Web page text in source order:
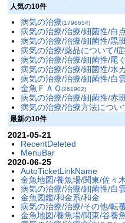
人気の10件
病気の治療(1796654)
病気の治療/治療/細菌性/白
病気の治療/治療/細菌性/黒
病気の治療/薬品について/
病気の治療/治療/細菌性/尾
病気の治療/治療/細菌性/水
病気の治療/治療/細菌性/白
金魚ＦＡＱ(261902)
病気の治療/治療/細菌性/赤
病気の治療/治療方法につい
最新の10件
2021-05-21
RecentDeleted
MenuBar
2020-06-25
AutoTicketLinkName
金魚地図/養魚場/関東/佐々
病気の治療/治療/細菌性/白
金魚図鑑/和金系/和金
病気の治療/治療/その他/転
金魚地図/養魚場/関東/谷養